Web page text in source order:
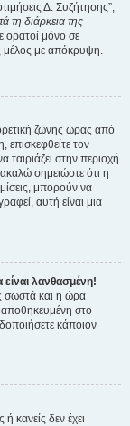
Δ. Συζήτησης”,
τη διάρκεια της
ορατοί μόνο σε
μέλος με απόκρυψη.
ζώνης ώρας από
επισκεφθείτε τον
στην περιοχή
σημειώστε ότι η
μπορούν να
αυτή είναι μια
λανθασμένη!
σωστά και η ώρα
αποθηκευμένη στο
κάποιον
κανείς δεν έχει